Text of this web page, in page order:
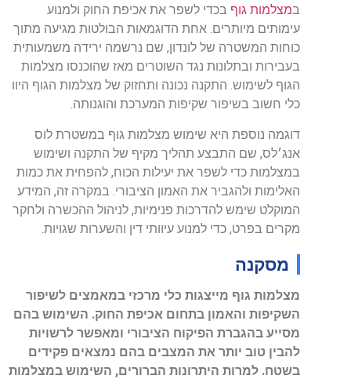
במצלמות גוף בכדי לשפר את אכיפת החוק ולמנוע
עימותים מיותרים. אחת הדוגמאות הבולטות מגיעה מתוך
כוחות המשטרה של לונדון, שם נרשמה ירידה משמעותית
בעבירות ובתלונות נגד השוטרים מאז שהוכנסו מצלמות
הגוף לשימוש. התקנה נכונה ותחזוק של מצלמות הגוף היוו
כלי חשוב בשיפור שקיפות המערכת והוגנותה.
דוגמה נוספת היא שימוש מצלמות גוף במשטרת לוס
אנג׳לס, שם התבצע תהליך מקיף של התקנה ושימוש
במצלמות כדי לשפר את יעילות הכוח, להפחית את כמות
האלימות ולהגביר את האמון הציבורי. במקרה זה, המידע
המוקלט שימש להדרכות פנימיות, לניהול ההכשרה ולחקר
מקרים בפרט, כדי למנוע עיוותי דין והשערות שגויות.
מסקנה
מצלמות גוף מייצגות כלי מרכזי במאמצים לשיפור
השקיפות והאמון בתחום אכיפת החוק. השימוש בהם
מסייע בהגברת הפיקוח הציבורי ומאפשר לרשויות
להבין טוב יותר את המצבים בהם נמצאים פקידים
בשטח. למרות היתרונות הברורים, השימוש במצלמות